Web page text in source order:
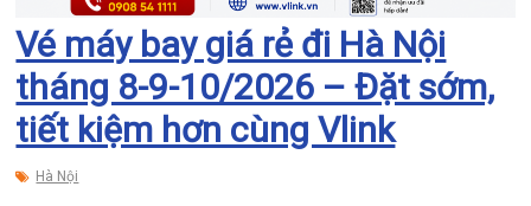
Vé máy bay giá rẻ đi Hà Nội
tháng 8-9-10/2026 – Đặt sớm,
tiết kiệm hơn cùng Vlink
Hà Nội